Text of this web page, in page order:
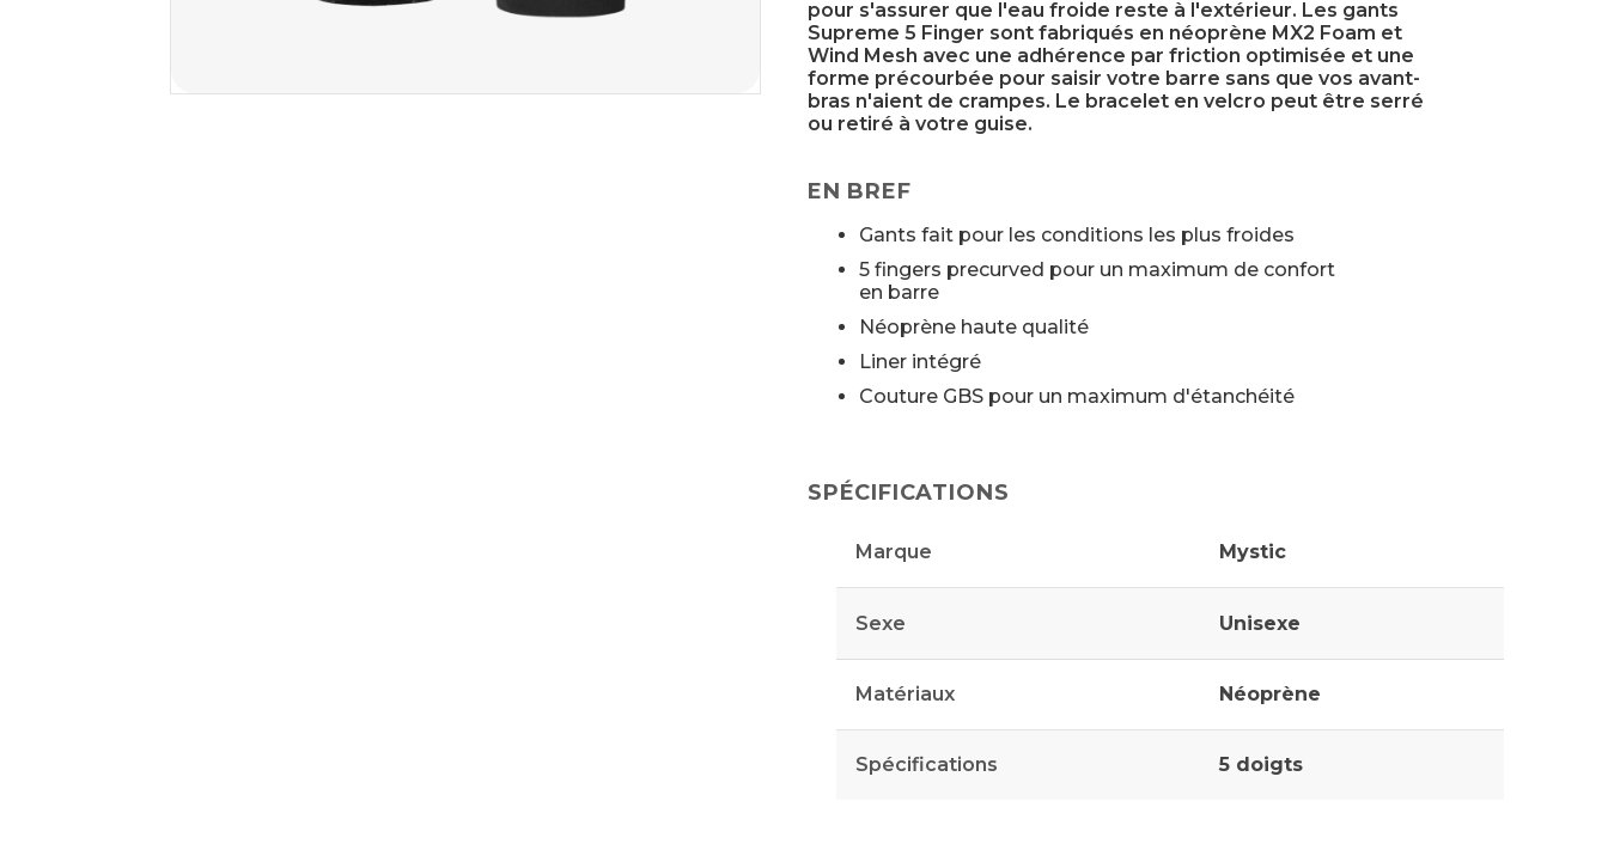
pour s'assurer que l'eau froide reste à l'extérieur. Les gants
Supreme 5 Finger sont fabriqués en néoprène MX2 Foam et
Wind Mesh avec une adhérence par friction optimisée et une
forme précourbée pour saisir votre barre sans que vos avant-
bras n'aient de crampes. Le bracelet en velcro peut être serré
ou retiré à votre guise.
EN BREF
Gants fait pour les conditions les plus froides
5 fingers precurved pour un maximum de confort
en barre
Néoprène haute qualité
Liner intégré
Couture GBS pour un maximum d'étanchéité
SPÉCIFICATIONS
Marque Mystic
Sexe Unisexe
Matériaux Néoprène
Spécifications 5 doigts